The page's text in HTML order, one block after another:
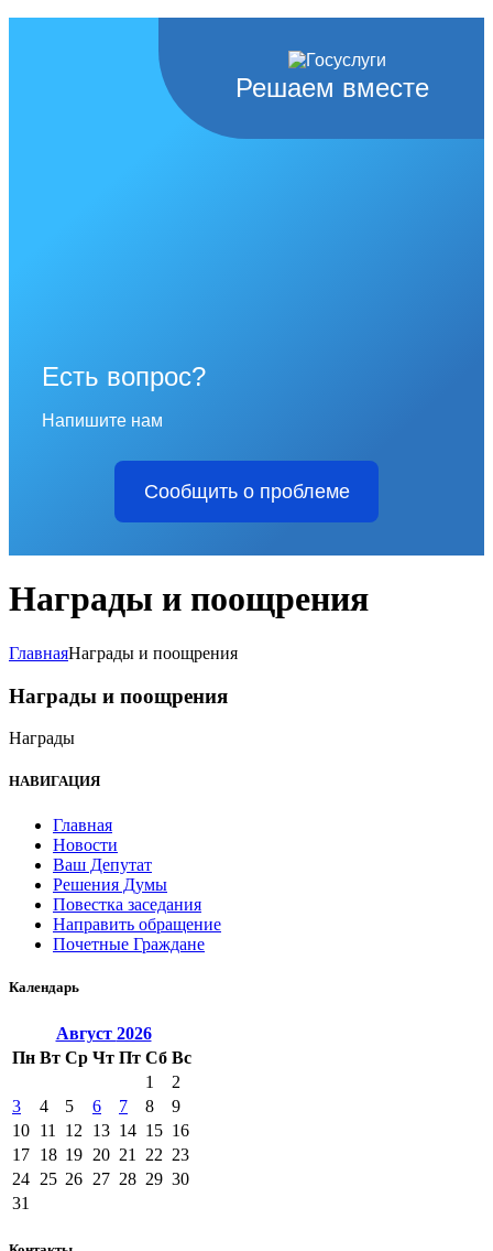
Решаем вместе
Есть вопрос?
Напишите нам
Сообщить о проблеме
Награды и поощрения
ГлавнаяНаграды и поощрения
Награды и поощрения
Награды
НАВИГАЦИЯ
Главная
Новости
Ваш Депутат
Решения Думы
Повестка заседания
Направить обращение
Почетные Граждане
Календарь
Август 2026
Пн Вт Ср Чт Пт Сб Вс
1
2
3
4 5 6 7 8
9
10 11 12 13 14 15 16
17 18 19 20 21 22 23
24 25 26 27 28 29 30
31